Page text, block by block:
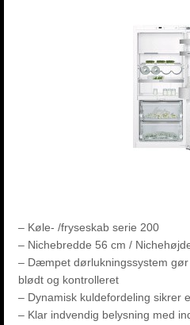
– Køle- /fryseskab serie 200
– Nichebredde 56 cm /
– Dæmpet dørlukningssystem
blødt og kontrolleret
– Dynamisk kuldefordeling sikrer
– Klar indvendig belysning med